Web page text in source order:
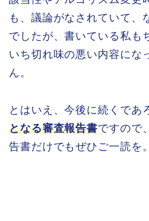
も、議論がなされていて、
でしたが、書いている私も
いち切れ味の悪い内容にな
ん。
とはいえ、今後に続くであ
となる審査報告書ですので
告書だけでもぜひご一読を。